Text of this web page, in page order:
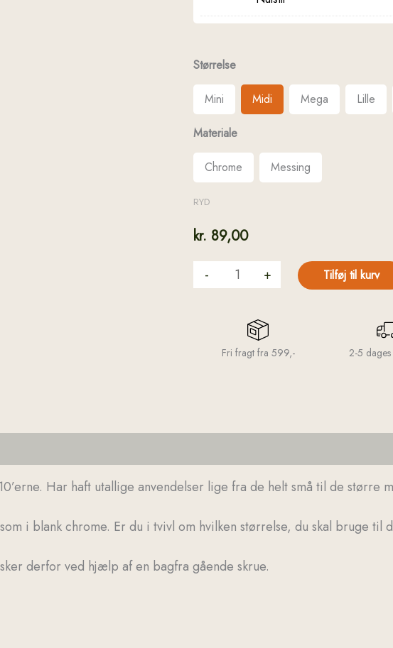
Størrelse
Mini Midi Mega Lille
Materiale
Chrome Messing
RYD
kr. 89,00
- + Tilføj til kurv
Fri fragt fra 599,- 2-5
Har haft utallige anvendelser lige fra de helt små til de større
i blank chrome. Er du i tvivl om hvilken størrelse, du skal bruge til
derfor ved hjælp af en bagfra gående skrue.